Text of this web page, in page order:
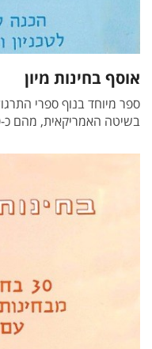
אוסף בחינות מיון
בשיטה האמריקאית, מהם כ-600 תרגילים פתורים.